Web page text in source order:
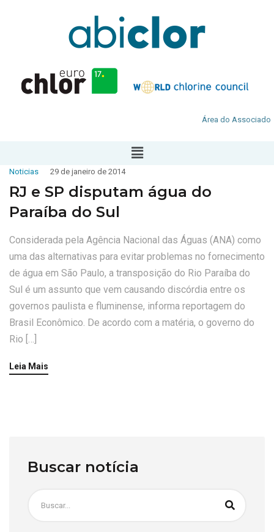
Área do Associado
Noticias 29 de janeiro de 2014
RJ e SP disputam água do
Paraíba do Sul
Considerada pela Agência Nacional das Águas (ANA) como
uma das alternativas para evitar problemas no fornecimento
de água em São Paulo, a transposição do Rio Paraíba do
Sul é um assunto que vem causando discórdia entre os
governos paulista e fluminense, informa reportagem do
Brasil Econômico. De acordo com a matéria, o governo do
Rio […]
Leia Mais
Buscar notícia